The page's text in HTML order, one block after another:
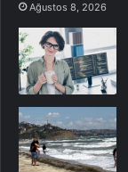
Ağustos 8, 2026